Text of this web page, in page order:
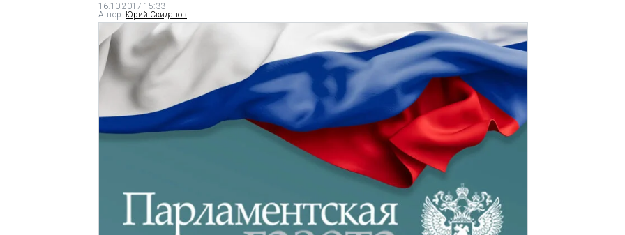
16.10.2017 15:33
Автор: Юрий Скиданов